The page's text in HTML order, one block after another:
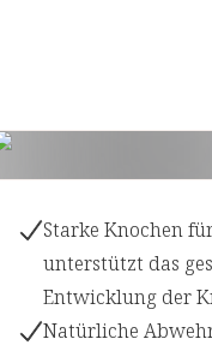
Starke Knochen
unterstützt das
Entwicklung der
Natürliche